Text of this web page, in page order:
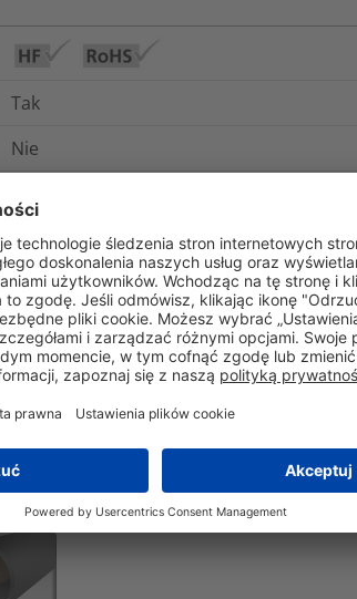
Tak
Nie
Nie
5970-99-993-8737
-55°C do +135°C
46kV/mm
Tak